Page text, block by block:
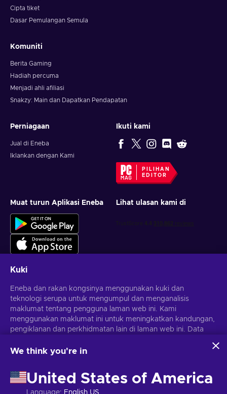
Cipta tiket
Dasar Pemulangan Semula
Komuniti
Berita Gaming
Hadiah percuma
Menjadi ahli afiliasi
Snakzy: Main dan Dapatkan Pendapatan
Perniagaan
Jual di Eneba
Iklankan dengan Kami
Ikuti kami
PILIHAN
EDITOR
Muat turun Aplikasi Eneba Lihat ulasan kami di
Dapatkan tawaran permainan yang diperibadikan
Langgan
Anda boleh berhenti melanggan pada bila-bila masa.Lawati notis
Kuki
Eneba dan rakan kongsinya menggunakan kuki dan
teknologi serupa untuk mengumpul dan menganalisis
maklumat tentang pengguna laman web ini. Kami
menggunakan maklumat ini untuk meningkatkan kandungan,
pengiklanan dan perkhidmatan lain di laman web ini. Data
iklan.
penggunaan teknologi ini oleh Eneba dan rakan kongsinya.
Anda boleh melaraskan persetujuan anda dengan mengklik
'Sesuaikan'.
We think you're in
United States of America
Language: English US